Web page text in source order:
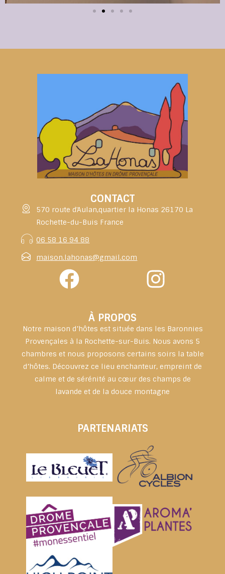
CONTACT
570 route d'Aulan,quartier la Honas 26170 La
Rochette-du-Buis France
06 58 16 94 88
maison.lahonas@gmail.com
À PROPOS
Notre maison d’hôtes est située dans les Baronnies
Provençales à la Rochette-sur-Buis. Nous avons 5
chambres et nous proposons certains soirs la table
d’hôtes. Découvrez ce lieu enchanteur, empreint de
calme et de sérénité au cœur des champs de
lavande et de la douce montagne
PARTENARIATS